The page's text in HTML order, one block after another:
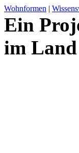
Wohnformen |
Ein
im